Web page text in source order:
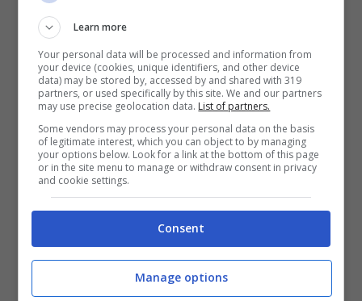
Giglio – foto grandefratello.mediaset.it – bloglive.it
Mentre Luca esternava il suo dissenso nel
giardino della casa,Helenariceveva una
Learn more
Your personal data will be processed and information from
your device (cookies, unique identifiers, and other device
data) may be stored by, accessed by and shared with 319
partners, or used specifically by this site. We and our partners
may use precise geolocation data. List of partners.
Some vendors may process your personal data on the basis
of legitimate interest, which you can object to by managing
your options below. Look for a link at the bottom of this page
or in the site menu to manage or withdraw consent in privacy
and cookie settings.
Consent
Manage options